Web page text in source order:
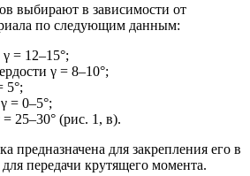
выбирают в зависимости от
по следующим данным:
= 12–15°;
γ = 8–10°;
5°;
= 0–5°;
25–30° (рис. 1, в).
предназначена для закрепления его в
передачи крутящего момента.